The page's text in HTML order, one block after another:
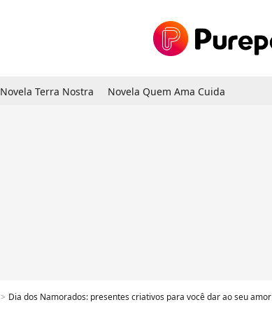
Novela Terra Nostra Novela Quem Ama Cuida
Dia dos Namorados: presentes criativos para você dar ao seu amor